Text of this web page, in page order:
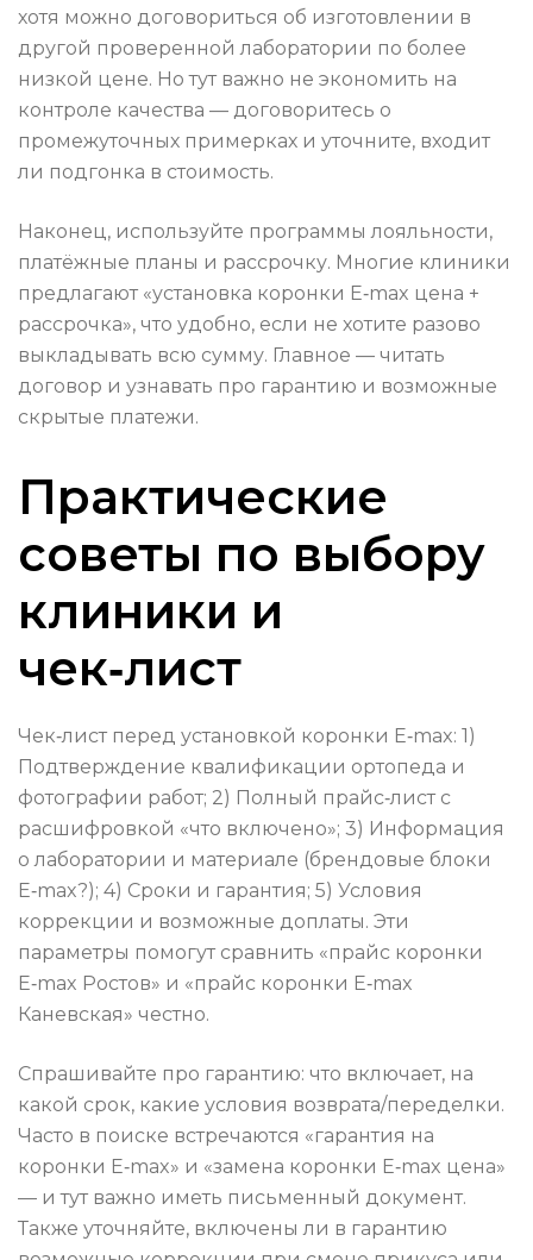
хотя можно договориться об изготовлении в
другой проверенной лаборатории по более
низкой цене. Но тут важно не экономить на
контроле качества — договоритесь о
промежуточных примерках и уточните, входит
ли подгонка в стоимость.
Наконец, используйте программы лояльности,
платёжные планы и рассрочку. Многие клиники
предлагают «установка коронки E‑max цена +
рассрочка», что удобно, если не хотите разово
выкладывать всю сумму. Главное — читать
договор и узнавать про гарантию и возможные
скрытые платежи.
Практические
советы по выбору
клиники и
чек‑лист
Чек‑лист перед установкой коронки E‑max: 1)
Подтверждение квалификации ортопеда и
фотографии работ; 2) Полный прайс‑лист с
расшифровкой «что включено»; 3) Информация
о лаборатории и материале (брендовые блоки
E‑max?); 4) Сроки и гарантия; 5) Условия
коррекции и возможные доплаты. Эти
параметры помогут сравнить «прайс коронки
E‑max Ростов» и «прайс коронки E‑max
Каневская» честно.
Спрашивайте про гарантию: что включает, на
какой срок, какие условия возврата/переделки.
Часто в поиске встречаются «гарантия на
коронки E‑max» и «замена коронки E‑max цена»
— и тут важно иметь письменный документ.
Также уточняйте, включены ли в гарантию